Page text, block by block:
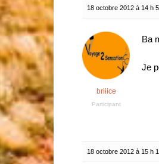
18 octobre 2012 à 14 h
briiice
Participant
Ba
Je
18 octobre 2012 à 15 h